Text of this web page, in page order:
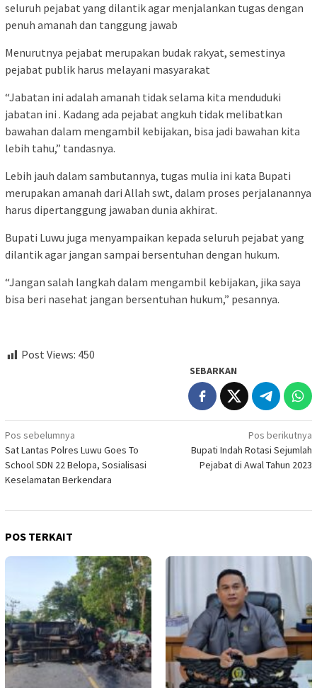
seluruh pejabat yang dilantik agar menjalankan tugas dengan
penuh amanah dan tanggung jawab
Menurutnya pejabat merupakan budak rakyat, semestinya
pejabat publik harus melayani masyarakat
“Jabatan ini adalah amanah tidak selama kita menduduki
jabatan ini . Kadang ada pejabat angkuh tidak melibatkan
bawahan dalam mengambil kebijakan, bisa jadi bawahan kita
lebih tahu,” tandasnya.
Lebih jauh dalam sambutannya, tugas mulia ini kata Bupati
merupakan amanah dari Allah swt, dalam proses perjalanannya
harus dipertanggung jawaban dunia akhirat.
Bupati Luwu juga menyampaikan kepada seluruh pejabat yang
dilantik agar jangan sampai bersentuhan dengan hukum.
“Jangan salah langkah dalam mengambil kebijakan, jika saya
bisa beri nasehat jangan bersentuhan hukum,” pesannya.
Post Views: 450
SEBARKAN
Navigasi
pos
Pos sebelumnya
Sat Lantas Polres Luwu Goes To
School SDN 22 Belopa, Sosialisasi
Keselamatan Berkendara
Pos berikutnya
Bupati Indah Rotasi Sejumlah
Pejabat di Awal Tahun 2023
POS TERKAIT